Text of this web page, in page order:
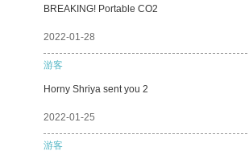
BREAKING! Portable CO2
2022-01-28
游客
Horny Shriya sent you 2
2022-01-25
游客